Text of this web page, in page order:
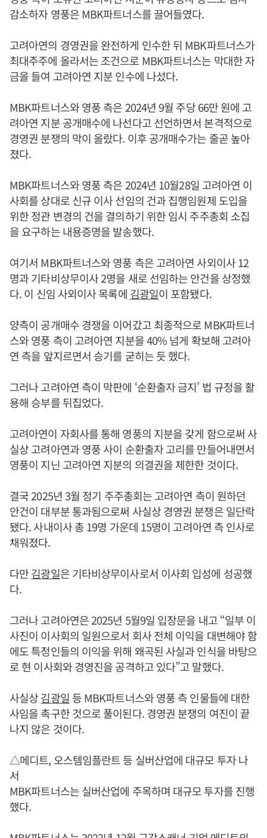
감소하자 영풍은 MBK파트너스를 끌어들였다.
고려아연의 경영권을 완전하게 인수한 뒤 MBK파트너스가
최대주주에 올라서는 조건으로 MBK파트너스는 막대한 자
금을 들여 고려아연 지분 인수에 나섰다.
MBK파트너스와 영풍 측은 2024년 9월 주당 66만 원에 고
려아연 지분 공개매수에 나선다고 선언하면서 본격적으로
경영권 분쟁의 막이 올랐다. 이후 공개매수가는 줄곧 높아
졌다.
MBK파트너스와 영풍 측은 2024년 10월28일 고려아연 이
사회를 상대로 신규 이사 선임의 건과 집행임원제 도입을
위한 정관 변경의 건을 결의하기 위한 임시 주주총회 소집
을 요구하는 내용증명을 발송했다.
여기서 MBK파트너스와 영풍 측은 고려아연 사외이사 12
명과 기타비상무이사 2명을 새로 선임하는 안건을 상정했
다. 이 신임 사외이사 목록에 김광일이 포함됐다.
양측이 공개매수 경쟁을 이어갔고 최종적으로 MBK파트너
스와 영풍 측이 고려아연 지분을 40% 넘게 확보해 고려아
연 측을 앞지르면서 승기를 굳히는 듯 했다.
그러나 고려아연 측이 막판에 ‘순환출자 금지’ 법 규정을 활
용해 승부를 뒤집었다.
고려아연이 자회사를 통해 영풍의 지분을 갖게 함으로써 사
실상 고려아연과 영풍 사이 순환출자 고리를 만들어내면서
영풍이 지닌 고려아연 지분의 의결권을 제한한 것이다.
결국 2025년 3월 정기 주주총회는 고려아연 측이 원하던
안건이 대부분 통과됨으로써 사실상 경영권 분쟁은 일단락
됐다. 사내이사 총 19명 가운데 15명이 고려아연 측 인사로
채워졌다.
다만김광일은 기타비상무이사로서 이사회 입성에 성공했
다.
그러나 고려아연은 2025년 5월9일 입장문을 내고 “일부 이
사진이 이사회의 일원으로서 회사 전체 이익을 대변해야 함
에도 특정인들의 이익을 위해 왜곡된 사실과 인식을 바탕으
로 현 이사회와 경영진을 공격하고 있다”고 말했다.
사실상김광일 등 MBK파트너스와 영풍 측 인물들에 대한
사임을 촉구한 것으로 풀이된다. 경영권 분쟁의 여진이 끝
나지 않은 것이다.
△메디트, 오스템임플란트 등 실버산업에 대규모 투자 나
서
MBK파트너스는 실버산업에 주목하며 대규모 투자를 진행
했다.